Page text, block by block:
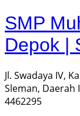
SMP
Depok |
Jl. Swadaya IV,
Sleman, Daerah
4462295